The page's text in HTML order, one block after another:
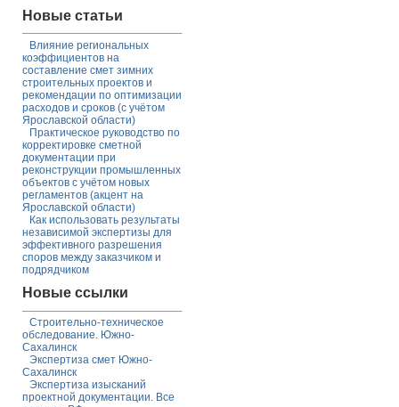
Новые статьи
Влияние региональных
коэффициентов на
составление смет зимних
строительных проектов и
рекомендации по оптимизации
расходов и сроков (с учётом
Ярославской области)
Практическое руководство по
корректировке сметной
документации при
реконструкции промышленных
объектов с учётом новых
регламентов (акцент на
Ярославской области)
Как использовать результаты
независимой экспертизы для
эффективного разрешения
споров между заказчиком и
подрядчиком
Новые ссылки
Строительно-техническое
обследование. Южно-
Сахалинск
Экспертиза смет Южно-
Сахалинск
Экспертиза изысканий
проектной документации. Все